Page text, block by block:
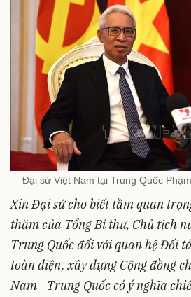
Đại sứ Việt Nam tại Trung Quốc
Xin Đại sứ cho biết tầm quan
thăm của Tổng Bí thư, Chủ tịch
Trung Quốc đối với quan hệ Đối
toàn diện, xây dựng Cộng đồng
Nam - Trung Quốc có ý nghĩa